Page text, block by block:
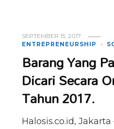
SEPTEMBER 15, 2017
ENTREPRENEURSHIP
Barang Yang
Dicari Secara
Tahun 2017.
Halosis.co.id,